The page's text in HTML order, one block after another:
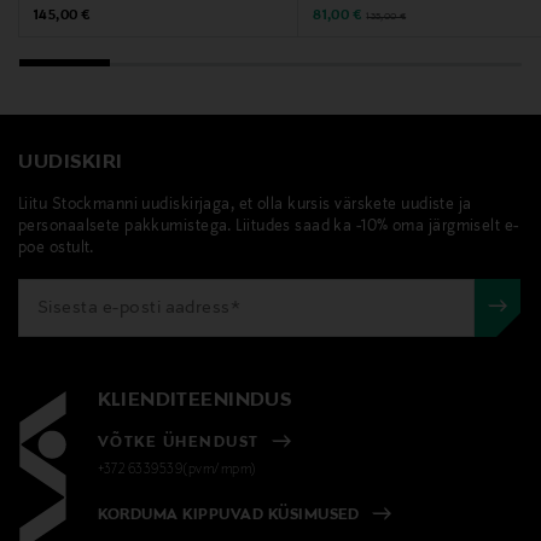
Original Price
145,00 €
Discounted Price
81,00 € Original Price
135,00 €
UUDISKIRI
Liitu Stockmanni uudiskirjaga, et olla kursis värskete uudiste ja
personaalsete pakkumistega. Liitudes saad ka -10% oma järgmiselt e-
poe ostult.
KLIENDITEENINDUS
VÕTKE ÜHENDUST
+372 6339539(pvm/mpm)
KORDUMA KIPPUVAD KÜSIMUSED